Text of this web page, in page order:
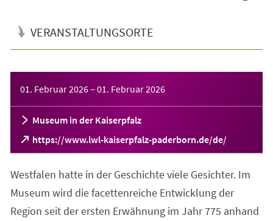
VERANSTALTUNGSORTE
01. Februar 2026– 01. Februar 2026
Museum in der Kaiserpfalz
https://www.lwl-kaiserpfalz-paderborn.de/de/
(Öffnet
in
neuen
Westfalen hatte in der Geschichte viele Gesichter. Im
Museum wird die facettenreiche Entwicklung der
Region seit der ersten Erwähnung im Jahr 775 anhand